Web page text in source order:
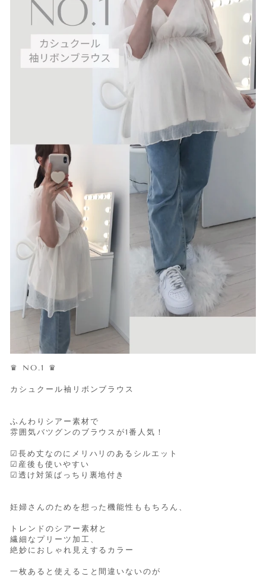
♛ NO.1 ♛
カシュクール袖リボンブラウス
ふんわりシアー素材で
雰囲気バツグンのブラウスが1番人気！
☑︎長め丈なのにメリハリのあるシルエット
☑︎産後も使いやすい
☑︎透け対策ばっちり裏地付き
妊婦さんのためを想った機能性ももちろん、
トレンドのシアー素材と
繊細なプリーツ加工、
絶妙におしゃれ見えするカラー
一枚あると使えること間違いないのが